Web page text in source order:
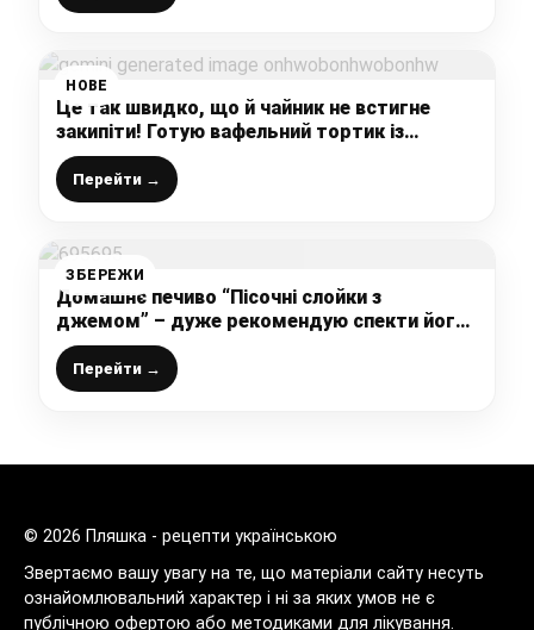
НОВЕ
Це так швидко, що й чайник не встигне
закипіти! Готую вафельний тортик із
вершковим крекером! Смачно дуже, а на
столі не залишається і крихти!
Перейти →
ЗБЕРЕЖИ
Домашнє печиво “Пісочні слойки з
джемом” – дуже рекомендую спекти його
до чаю, бо це неймовірно смачно і просто
Перейти →
© 2026 Пляшка - рецепти українською
Звертаємо вашу увагу на те, що матеріали сайту несуть
ознайомлювальний характер і ні за яких умов не є
публічною офертою або методиками для лікування.